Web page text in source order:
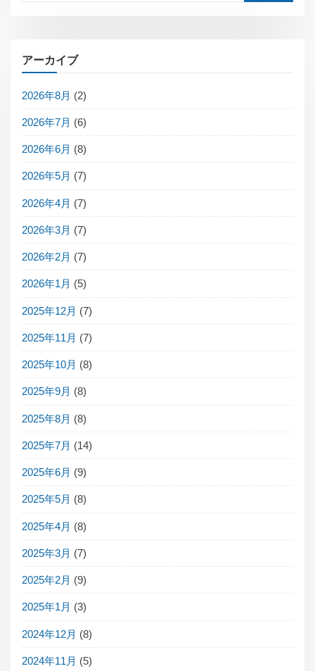
アーカイブ
2026年8月 (2)
2026年7月 (6)
2026年6月 (8)
2026年5月 (7)
2026年4月 (7)
2026年3月 (7)
2026年2月 (7)
2026年1月 (5)
2025年12月 (7)
2025年11月 (7)
2025年10月 (8)
2025年9月 (8)
2025年8月 (8)
2025年7月 (14)
2025年6月 (9)
2025年5月 (8)
2025年4月 (8)
2025年3月 (7)
2025年2月 (9)
2025年1月 (3)
2024年12月 (8)
2024年11月 (5)